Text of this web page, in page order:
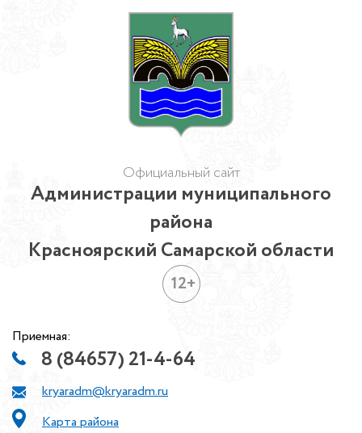
Официальный сайт
Администрации муниципального
района
Красноярский Самарской области
12+
Приемная:
8 (84657) 21-4-64
kryaradm@kryaradm.ru
Карта района